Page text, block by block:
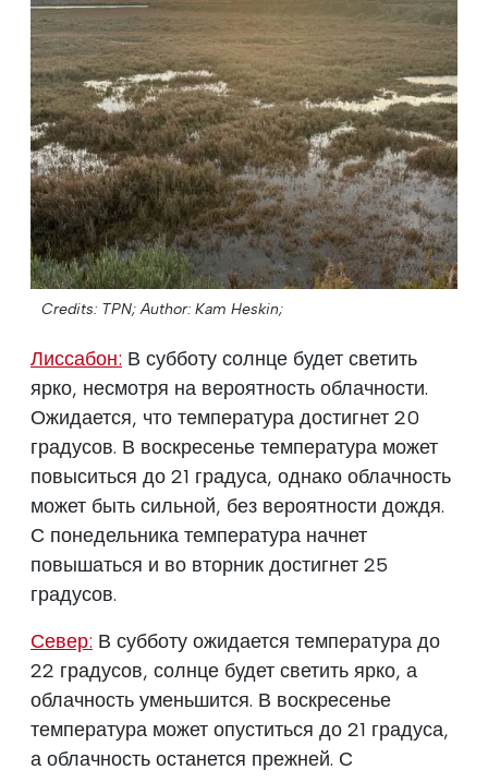
Credits: TPN; Author: Kam Heskin;
Лиссабон: В субботу солнце будет светить
ярко, несмотря на вероятность облачности.
Ожидается, что температура достигнет 20
градусов. В воскресенье температура может
повыситься до 21 градуса, однако облачность
может быть сильной, без вероятности дождя.
С понедельника температура начнет
повышаться и во вторник достигнет 25
градусов.
Север: В субботу ожидается температура до
22 градусов, солнце будет светить ярко, а
облачность уменьшится. В воскресенье
температура может опуститься до 21 градуса,
а облачность останется прежней. С